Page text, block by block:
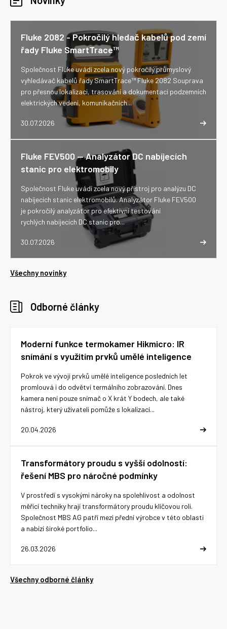
Fluke 2082 - Pokročilý hledač kabelů pod zemí
řady Fluke SmartTrace™
30.07.2026
Společnost Fluke uvádí zcela nový pokročilý průmyslový
vyhledávač kabelů řady SmartTrace™ Fluke 2082 Souprava
pro přesnou lokalizaci, trasování a dokumentaci podzemních
elektrických vedení, komunikačních...
Fluke FEV500 -- Analyzátor DC nabíjecích
stanic pro elektromobily
30.07.2026
Společnost Fluke uvádí zcela nový přístroj pro analýzu DC
nabíjecích stanic elektromobilů. Analyzátor Fluke FEV500
je pokročilý analyzátor pro efektivní testování
rychlých nabíjecích DC stanic pro...
Všechny novinky
Odborné články
Moderní funkce termokamer Hikmicro: IR
snímání s využitím prvků umělé inteligence
20.04.2026
Pokrok ve vývoji prvků umělé inteligence posledních let
promlouvá i do odvětví termálního zobrazování. Dnes
kamera není pouze snímač o X krát Y bodech, ale také
nástroj, který uživateli pomůže s lokalizací...
Transformátory proudu s vyšší odolností:
řešení MBS pro náročné podmínky
26.03.2026
V prostředí s vysokými nároky na spolehlivost a odolnost
měřicí techniky hrají transformátory proudu klíčovou roli.
Společnost MBS AG patří mezi přední výrobce v této oblasti
a nabízí široké portfolio...
Všechny odborné články